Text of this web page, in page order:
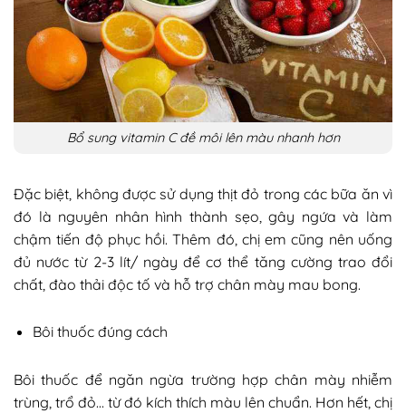
Bổ sung vitamin C đề môi lên màu nhanh hơn
Đặc biệt, không được sử dụng thịt đỏ trong các bữa ăn vì
đó là nguyên nhân hình thành sẹo, gây ngứa và làm
chậm tiến độ phục hồi. Thêm đó, chị em cũng nên uống
đủ nước từ 2-3 lít/ ngày để cơ thể tăng cường trao đổi
chất, đào thải độc tố và hỗ trợ chân mày mau bong.
Bôi thuốc đúng cách
Bôi thuốc để ngăn ngừa trường hợp chân mày nhiễm
trùng, trổ đỏ… từ đó kích thích màu lên chuẩn. Hơn hết, chị